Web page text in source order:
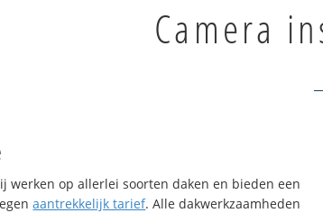
Camera
werken op allerlei soorten daken en bieden een
aantrekkelijk tarief. Alle dakwerkzaamheden